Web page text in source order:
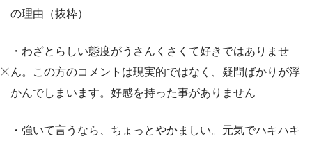
の理由（抜粋）
・わざとらしい態度がうさんくさくて好きではありませ
ん。この方のコメントは現実的ではなく、疑問ばかりが浮
かんでしまいます。好感を持った事がありません
・強いて言うなら、ちょっとやかましい。元気でハキハキ